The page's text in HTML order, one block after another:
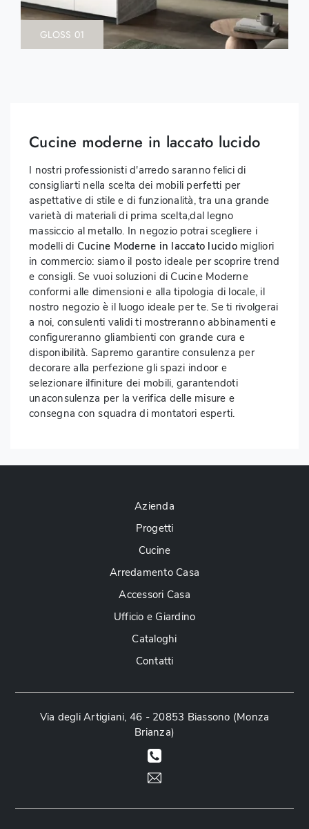
GLOSS 01
Cucine moderne in laccato lucido
I nostri professionisti d'arredo saranno felici di
consigliarti nella scelta dei mobili perfetti per
aspettative di stile e di funzionalità, tra una grande
varietà di materiali di prima scelta,dal legno
massiccio al metallo. In negozio potrai scegliere i
modelli di Cucine Moderne in laccato lucidomigliori
in commercio: siamo il posto ideale per scoprire trend
e consigli. Se vuoi soluzioni di Cucine Moderne
conformi alle dimensioni e alla tipologia di locale, il
nostro negozio è il luogo ideale per te. Se ti rivolgerai
a noi, consulenti validi ti mostreranno abbinamenti e
configureranno gliambienti con grande cura e
disponibilità. Sapremo garantire consulenza per
decorare alla perfezione gli spazi indoor e
selezionare ilfiniture dei mobili, garantendoti
unaconsulenza per la verifica delle misure e
consegna con squadra di montatori esperti.
Azienda
Progetti
Cucine
Arredamento Casa
Accessori Casa
Ufficio e Giardino
Cataloghi
Contatti
Via degli Artigiani, 46 - 20853 Biassono (Monza
Brianza)